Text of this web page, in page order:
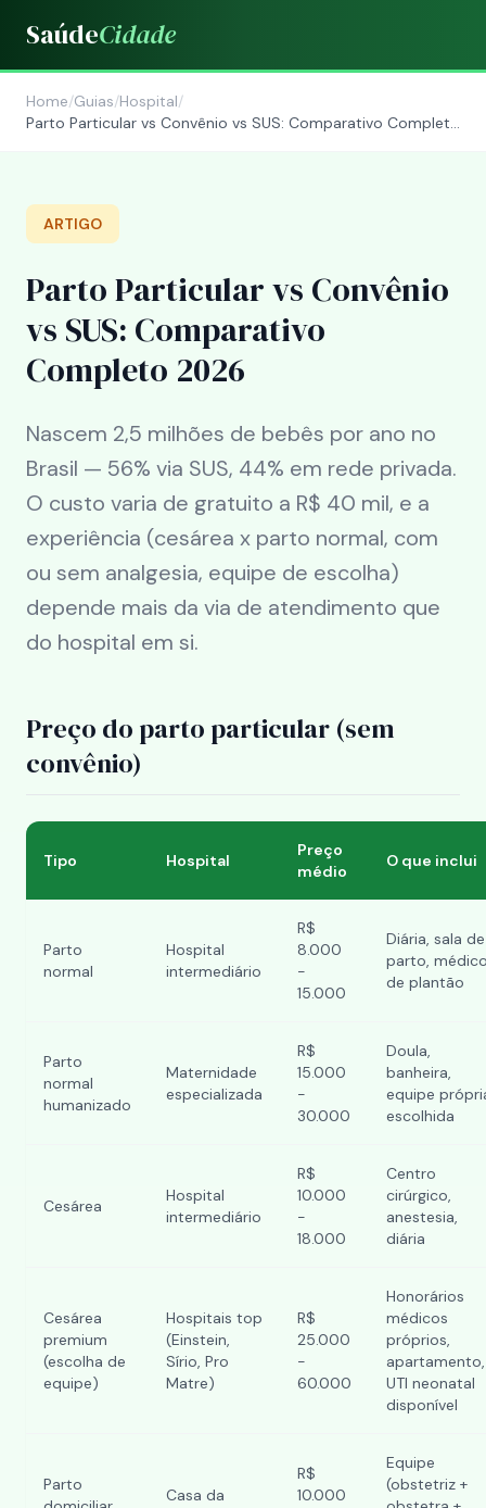
SaúdeCidade
Home/Guias/Hospital/
Parto Particular vs Convênio vs SUS: Comparativo Completo
ARTIGO
Parto Particular vs Convênio
vs SUS: Comparativo
Completo 2026
Nascem 2,5 milhões de bebês por ano no
Brasil — 56% via SUS, 44% em rede privada.
O custo varia de gratuito a R$ 40 mil, e a
experiência (cesárea x parto normal, com
ou sem analgesia, equipe de escolha)
depende mais da via de atendimento que
do hospital em si.
Preço do parto particular (sem
convênio)
Tipo Hospital
Preço
médio
O que inclui
Parto
normal
Hospital
intermediário
R$
8.000
-
15.000
Diária, sala de
parto,
de plantão
Parto
normal
humanizado
Maternidade
especializada
R$
15.000
-
30.000
Doula,
banheira,
equipe
escolhida
Cesárea
Hospital
intermediário
R$
10.000
-
18.000
Centro
cirúrgico,
anestesia,
diária
Cesárea
premium
(escolha de
equipe)
Hospitais top
(Einstein,
Sírio, Pro
Matre)
R$
25.000
-
60.000
Honorários
médicos
próprios,
apartamento,
UTI neonatal
disponível
Parto
Casa da
R$
10.000
Equipe
(obstetriz +